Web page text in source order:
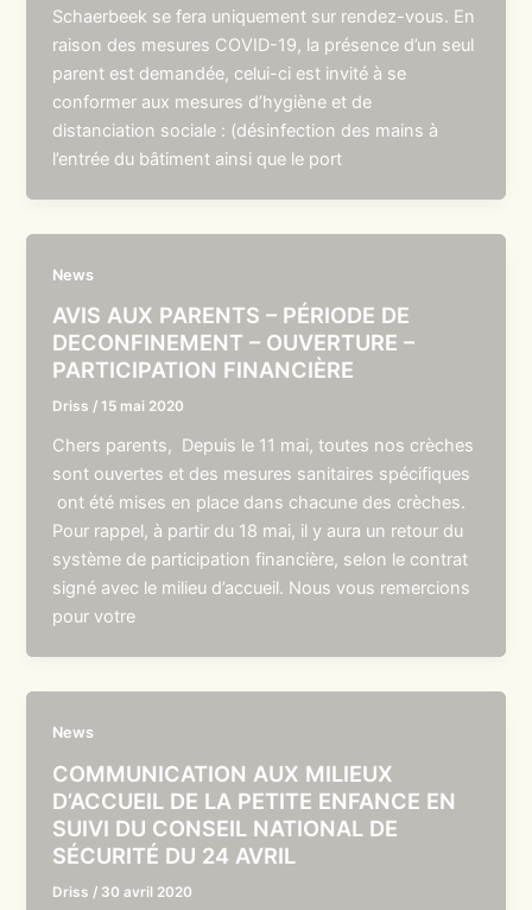
Schaerbeek se fera uniquement sur rendez-vous. En
raison des mesures COVID-19, la présence d’un seul
parent est demandée, celui-ci est invité à se
conformer aux mesures d’hygiène et de
distanciation sociale : (désinfection des mains à
l’entrée du bâtiment ainsi que le port
News
AVIS AUX PARENTS – PÉRIODE DE
DECONFINEMENT – OUVERTURE –
PARTICIPATION FINANCIÈRE
Driss /15 mai 2020
Chers parents, Depuis le 11 mai, toutes nos crèches
sont ouvertes et des mesures sanitaires spécifiques
ont été mises en place dans chacune des crèches.
Pour rappel, à partir du 18 mai, il y aura un retour du
système de participation financière, selon le contrat
signé avec le milieu d’accueil. Nous vous remercions
pour votre
News
COMMUNICATION AUX MILIEUX
D’ACCUEIL DE LA PETITE ENFANCE EN
SUIVI DU CONSEIL NATIONAL DE
SÉCURITÉ DU 24 AVRIL
Driss / 30 avril 2020